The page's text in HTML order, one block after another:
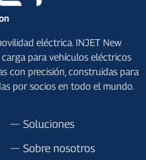
eléctrica. INJET New
para vehículos eléctricos
con precisión, construidas para
por socios en todo el mundo.
Soluciones
Sobre nosotros